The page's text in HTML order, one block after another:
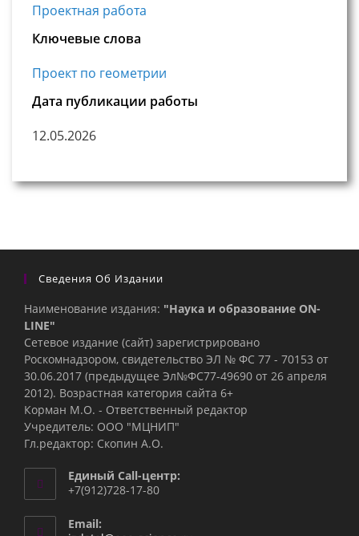
Проектная работа
Ключевые слова
Проект по геометрии
Дата публикации работы
12.05.2026
Сведения Об Издании
Наименование издания: "Наука и образование ON-
LINE"
Сетевое издание (сайт) зарегистрировано
Роскомнадзором, свидетельство ЭЛ № ФС 77 - 70153 от
30.06.2017 (предыдущее Эл№ФC77-49690 от 26 апреля
2012). Возрастная категория сайта 6+
Корман М.О. - Ответственный редактор
Учредитель: ООО "МЦНИП"
Гл.редактор: Скопин А.О.
Единый Call-центр:
+7(912)728-17-80
Email: